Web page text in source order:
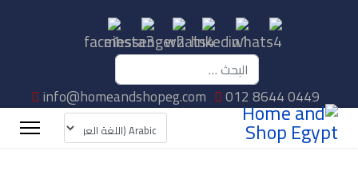
البحث
012 8644 0449
info@homeandshopeg.com